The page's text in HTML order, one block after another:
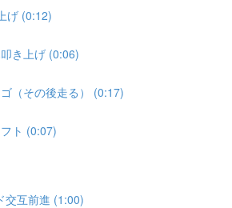
げ (0:12)
き上げ (0:06)
（その後走る） (0:17)
ト (0:07)
交互前進 (1:00)